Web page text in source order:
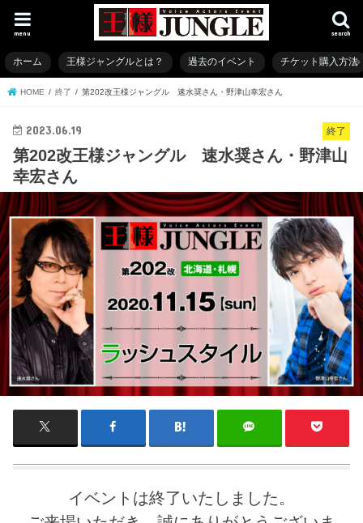
search
menu
ホーム 王様ジャングルとは？ 過去のイベント チケット購入方法
HOME 終了 第202改王様ジャングル 速水奨さん・野津山幸宏さん
終了
2023.06.19
第202改王様ジャングル 速水奨さん・野津山
幸宏さん
イベントは終了いたしました。